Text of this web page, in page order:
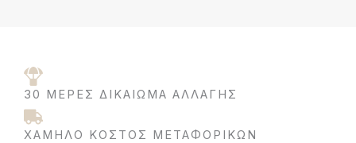
30 ΜΈΡΕΣ ΔΙΚΑΊΩΜΑ ΑΛΛΑΓΉΣ
ΧΑΜΗΛΌ ΚΌΣΤΟΣ ΜΕΤΑΦΟΡΙΚΩΝ